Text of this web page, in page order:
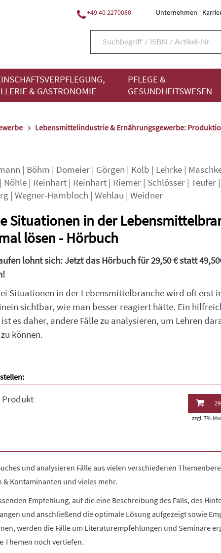
+49 40 2270080 Unternehmen
& GASTRONOMIE
PFLEGE &
GESUNDHEITSWESEN
Lebensmittelindustrie & Ernährungsgewerbe:
| Böhm | Domeier| Görgen | Kolb | Lehrke|
Nöhle| Reinhart| Reinhart| Riemer| Schlösser| Teufer|
| Wegner-Hambloch | Wehlau | Weidner
Situationen in der
lösen - Hörbuch
lohnt sich: Jetzt das Hörbuch für 29,50 € statt
Situationen in der Lebensmittelbranche wird oft erst
sichtbar, wie man besser reagiert hätte. Ein
es daher, andere Fälle zu analysieren, um Lehren
können.
zzgl. 7%
und analysieren Fälle aus vielen verschiedenen
Kontaminanten und vieles mehr.
Empfehlung, auf die eine Beschreibung des Falls, des
und anschließend die optimale Lösung aufgezeigt sowie
werden die Fälle um Literaturempfehlungen und Seminare
Themen noch vertiefen.